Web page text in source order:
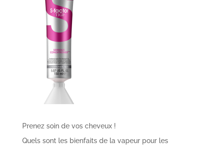
Prenez soin de vos cheveux !
Quels sont les bienfaits de la vapeur pour les